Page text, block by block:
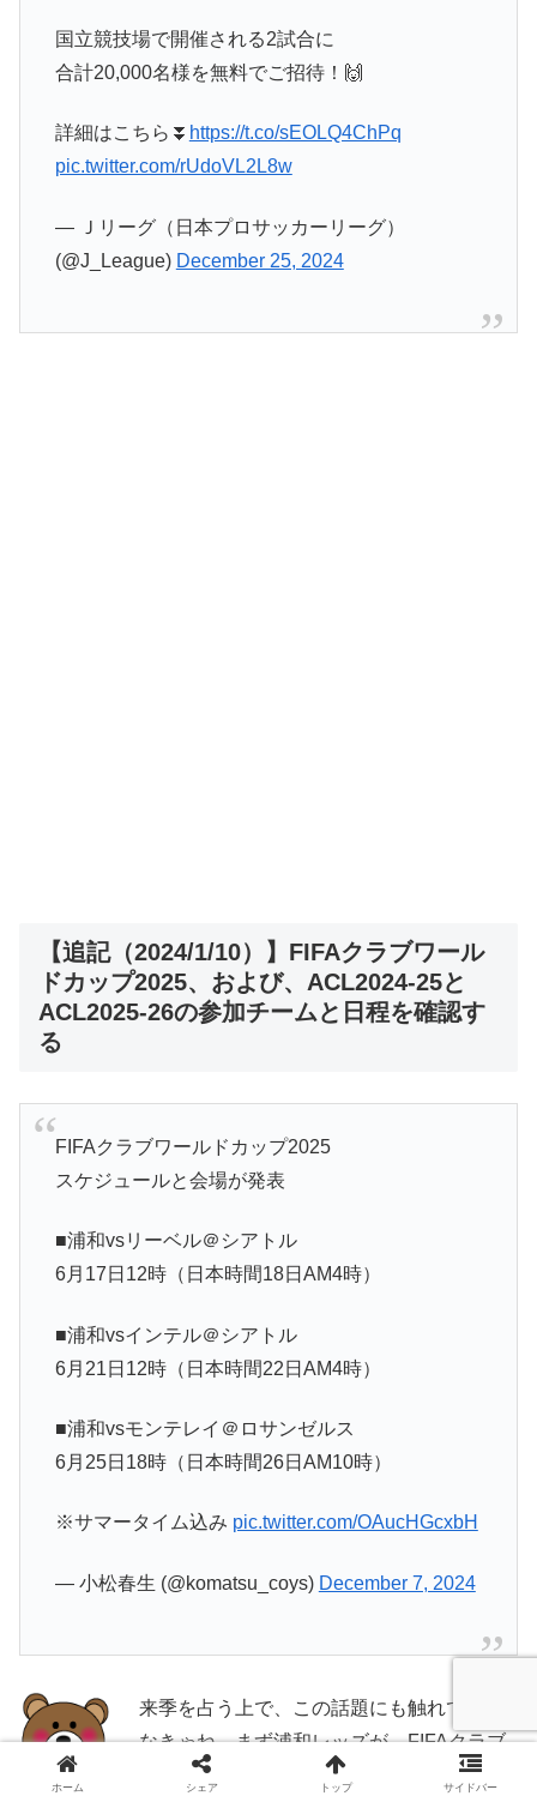
国立競技場で開催される2試合に
合計20,000名様を無料でご招待！🙌
詳細はこちら⏬️ https://t.co/sEOLQ4ChPq
pic.twitter.com/rUdoVL2L8w
— Ｊリーグ（日本プロサッカーリーグ）
(@J_League) December 25, 2024
【追記（2024/1/10）】FIFAクラブワール
ドカップ2025、および、ACL2024-25と
ACL2025-26の参加チームと日程を確認す
る
FIFAクラブワールドカップ2025
スケジュールと会場が発表
■浦和vsリーベル＠シアトル
6月17日12時（日本時間18日AM4時）
■浦和vsインテル＠シアトル
6月21日12時（日本時間22日AM4時）
■浦和vsモンテレイ＠ロサンゼルス
6月25日18時（日本時間26日AM10時）
※サマータイム込み pic.twitter.com/OAucHGcxbH
— 小松春生 (@komatsu_coys) December 7, 2024
来季を占う上で、この話題にも触れておか
なきゃね。まず浦和レッズが、FIFAクラブ
ワールドカップ2025に参加する、これは6
ホーム シェア トップ サイドバー